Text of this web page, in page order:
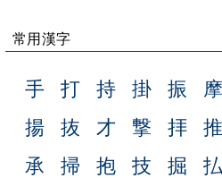
常用漢字
手 打 持 掛 振 摩
揚
抜 才 撃 拝 推
承
掃 抱 技 掘 払